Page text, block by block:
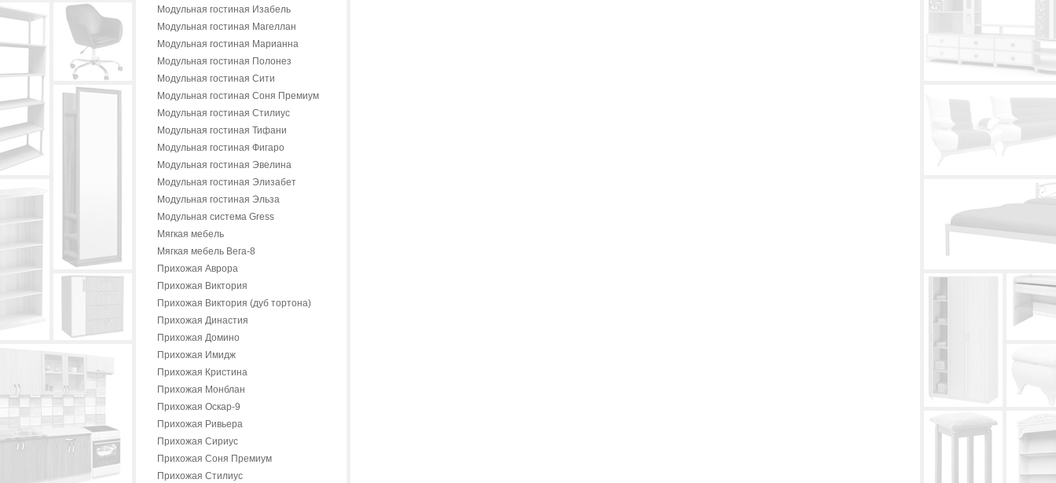
Модульная гостиная Изабель
Модульная гостиная Магеллан
Модульная гостиная Марианна
Модульная гостиная Полонез
Модульная гостиная Сити
Модульная гостиная Соня Премиум
Модульная гостиная Стилиус
Модульная гостиная Тифани
Модульная гостиная Фигаро
Модульная гостиная Эвелина
Модульная гостиная Элизабет
Модульная гостиная Эльза
Модульная система Gress
Мягкая мебель
Мягкая мебель Вега-8
Прихожая Аврора
Прихожая Виктория
Прихожая Виктория (дуб тортона)
Прихожая Династия
Прихожая Домино
Прихожая Имидж
Прихожая Кристина
Прихожая Монблан
Прихожая Оскар-9
Прихожая Ривьера
Прихожая Сириус
Прихожая Соня Премиум
Прихожая Стилиус